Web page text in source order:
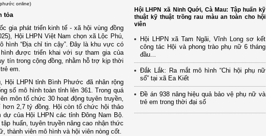
online)
tỏa
gia phát triển kinh tế - xã hội vùng đồng
Hội LHPN Việt Nam chọn xã Lộc Phú,
hình “Địa chỉ tin cậy”. Đây là khu vực có
được triển khai với sự tham gia của
tín trong cộng đồng, nhằm hỗ trợ kịp thời
em.
Hội LHPN tỉnh Bình Phước đã nhân rộng
số mô hình toàn tỉnh lên 361. Trong quá
môn tổ chức 30 hoạt động tuyên truyền,
2,7 tỷ đồng. Hội còn tổ chức hội thảo
của Hội LHPN các tỉnh Đông Nam Bộ.
huấn, tuyên truyền nâng cao nhận thức
thành viên mô hình và hội viên nòng cốt.
Hội LHPN xã Ninh Quới, Cà Mau: Tập huấn kỹ
thuật kỹ thuật trồng rau màu an toàn cho hội
viên
Hội LHPN xã Tam Ngãi, Vĩnh Long sơ kết
công tác Hội và phong trào phụ nữ 6 tháng
đầu...
Đắk Lắk: Ra mắt mô hình “Chi hội phụ nữ
số” tại xã Ea Kiết
Đề án 938 nâng hiệu quả bảo vệ phụ nữ và
trẻ em trong thời đại số